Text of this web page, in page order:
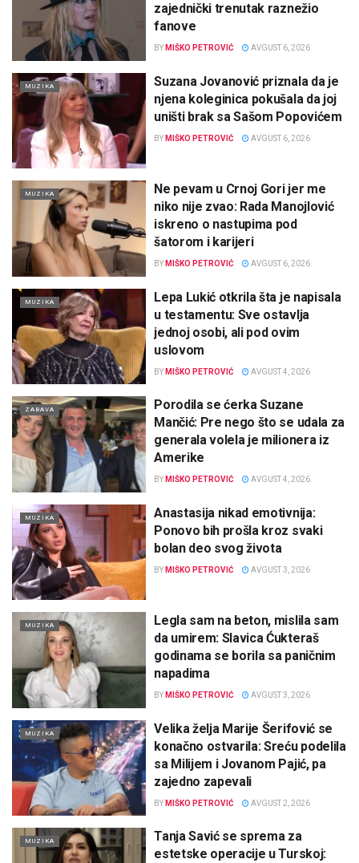
zajednički trenutak raznežio
fanove
BY MIŠKO PETROVIĆ AVGUST 6, 2026
MUZIKA
Suzana Jovanović priznala da je
njena koleginica pokušala da joj
uništi brak sa Sašom Popovićem
BY MIŠKO PETROVIĆ AVGUST 6, 2026
MUZIKA
Ne pevam u Crnoj Gori jer me
niko nije zvao: Rada Manojlović
iskreno o nastupima pod
šatorom i karijeri
BY MIŠKO PETROVIĆ AVGUST 6, 2026
MUZIKA
Lepa Lukić otkrila šta je napisala
u testamentu: Sve ostavlja
jednoj osobi, ali pod ovim
uslovom
BY MIŠKO PETROVIĆ AVGUST 4, 2026
ZABAVA
Porodila se ćerka Suzane
Mančić: Pre nego što se udala za
generala volela je milionera iz
Amerike
BY MIŠKO PETROVIĆ AVGUST 4, 2026
MUZIKA
Anastasija nikad emotivnija:
Ponovo bih prošla kroz svaki
bolan deo svog života
BY MIŠKO PETROVIĆ AVGUST 3, 2026
MUZIKA
Legla sam na beton, mislila sam
da umirem: Slavica Ćukteraš
godinama se borila sa paničnim
napadima
BY MIŠKO PETROVIĆ AVGUST 3, 2026
MUZIKA
Velika želja Marije Šerifović se
konačno ostvarila: Sreću podelila
sa Milijem i Jovanom Pajić, pa
zajedno zapevali
BY MIŠKO PETROVIĆ AVGUST 2, 2026
MUZIKA
Tanja Savić se sprema za
estetske operacije u Turskoj: